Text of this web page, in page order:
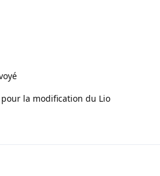
la modification du Lio